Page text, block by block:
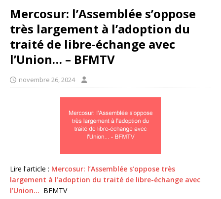
Mercosur: l’Assemblée s’oppose
très largement à l’adoption du
traité de libre-échange avec
l’Union… – BFMTV
novembre 26, 2024
Lire l'article : Mercosur: l’Assemblée s’oppose très
largement à l’adoption du traité de libre-échange avec
l’Union… BFMTV